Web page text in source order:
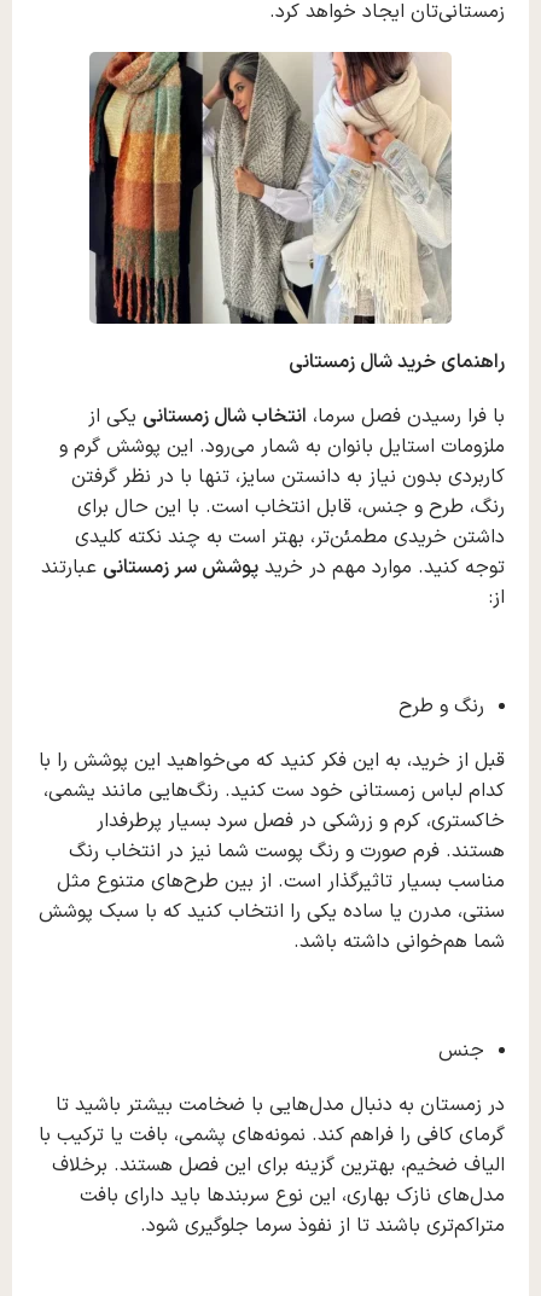
زمستانی‌تان ایجاد خواهد کرد.
راهنمای خرید شال زمستانی
با فرا رسیدن فصل سرما، انتخاب شال زمستانی یکی از
ملزومات استایل بانوان به شمار می‌رود. این پوشش گرم و
کاربردی بدون نیاز به دانستن سایز، تنها با در نظر گرفتن
رنگ، طرح و جنس، قابل انتخاب است. با این حال برای
داشتن خریدی مطمئن‌تر، بهتر است به چند نکته کلیدی
توجه کنید. موارد مهم در خرید پوشش سر زمستانی عبارتند
از:
رنگ و طرح
قبل از خرید، به این فکر کنید که می‌خواهید این پوشش را با
کدام لباس زمستانی خود ست کنید. رنگ‌هایی مانند یشمی،
خاکستری، کرم و زرشکی در فصل سرد بسیار پرطرفدار
هستند. فرم صورت و رنگ پوست شما نیز در انتخاب رنگ
مناسب بسیار تاثیرگذار است. از بین طرح‌های متنوع مثل
سنتی، مدرن یا ساده یکی را انتخاب کنید که با سبک پوشش
شما هم‌خوانی داشته باشد.
جنس
در زمستان به‌ دنبال مدل‌هایی با ضخامت بیشتر باشید تا
گرمای کافی را فراهم کند. نمونه‌های پشمی، بافت یا ترکیب با
الیاف ضخیم، بهترین گزینه برای این فصل هستند. برخلاف
مدل‌های نازک بهاری، این نوع سربندها باید دارای بافت
متراکم‌تری باشند تا از نفوذ سرما جلوگیری شود.